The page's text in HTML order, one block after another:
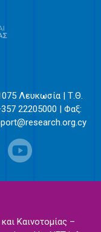
Λευκωσία | Τ.Θ.
22205000 | Φαξ:
Καινοτομίας –